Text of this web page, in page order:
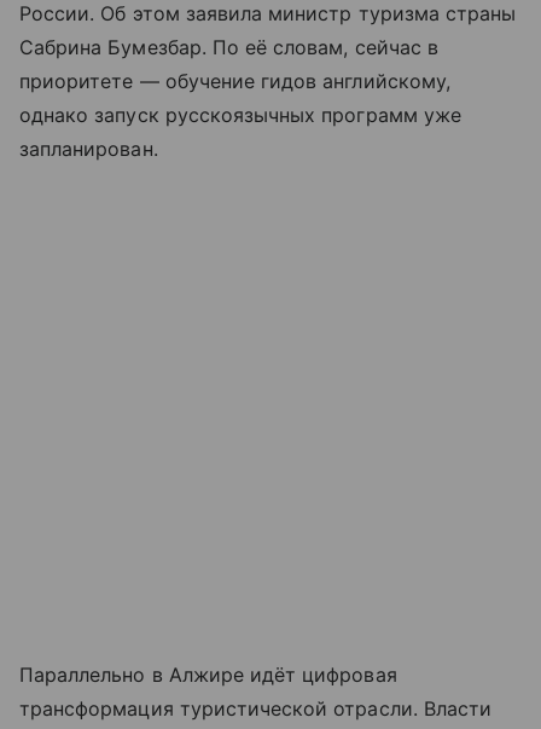
России. Об этом заявила министр туризма страны
Сабрина Бумезбар. По её словам, сейчас в
приоритете — обучение гидов английскому,
однако запуск русскоязычных программ уже
запланирован.
Параллельно в Алжире идёт цифровая
трансформация туристической отрасли. Власти